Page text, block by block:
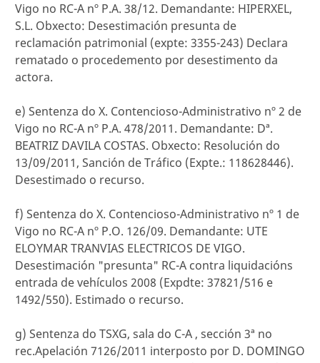
Vigo no RC-A nº P.A. 38/12. Demandante: HIPERXEL,
S.L. Obxecto: Desestimación presunta de
reclamación patrimonial (expte: 3355-243) Declara
rematado o procedemento por desestimento da
actora.
e) Sentenza do X. Contencioso-Administrativo nº 2 de
Vigo no RC-A nº P.A. 478/2011. Demandante: Dª.
BEATRIZ DAVILA COSTAS. Obxecto: Resolución do
13/09/2011, Sanción de Tráfico (Expte.: 118628446).
Desestimado o recurso.
f) Sentenza do X. Contencioso-Administrativo nº 1 de
Vigo no RC-A nº P.O. 126/09. Demandante: UTE
ELOYMAR TRANVIAS ELECTRICOS DE VIGO.
Desestimación "presunta" RC-A contra liquidacións
entrada de vehículos 2008 (Expdte: 37821/516 e
1492/550). Estimado o recurso.
g) Sentenza do TSXG, sala do C-A , sección 3ª no
rec.Apelación 7126/2011 interposto por D. DOMINGO